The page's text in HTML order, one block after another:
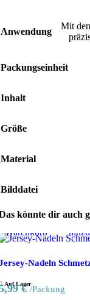
Anwendung
Mit
Packungseinheit
Inhalt
Größe
Material
Bilddatei
könnte dir auch
In
den
Warenkorb
VorschauProdukteZur
Nadeln
Auf Lager
€ /Packung